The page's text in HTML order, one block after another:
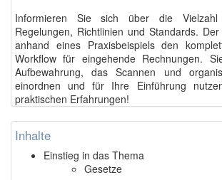
Informieren Sie sich über die Vielzahl
Regelungen, Richtlinien und Standards.
anhand eines Praxisbeispiels den
Workflow für eingehende Rechnungen.
Aufbewahrung, das Scannen und
einordnen und für Ihre Einführung
praktischen Erfahrungen!
Inhalte
Einstieg in das Thema
Gesetze